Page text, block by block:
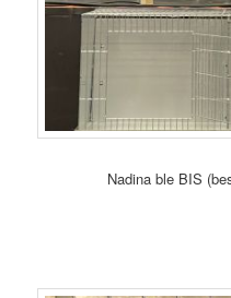
Nadina ble BIS